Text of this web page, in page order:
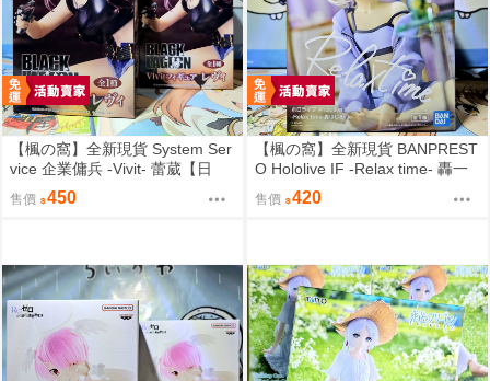
【楓の窩】全新現貨 System Ser
vice 企業傭兵 -Vivit- 蕾葳【日
售價 450
【楓の窩】全新現貨 BANPREST
O Hololive IF -Relax time- 轟一
【日版】
售價 420